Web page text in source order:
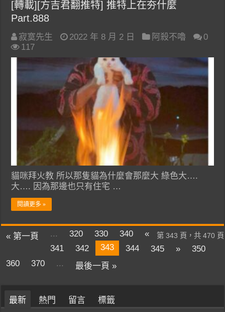
[轉載][方吉君翻推特] 推特上在夯什麼
Part.888
寂寞先生 2022 年 8 月 2 日 阿殺不嚕
0
117
貓咪拜火教 所以那隻貓為什麼會那麼大 綠色大….
大…. 因為那邊也只有住宅 …
閱讀更多 »
第 343 頁，共 470 頁
« 第一頁 ... 320 330 340
«
341
342 343 344 345 »
350
360
370 ... 最後一頁 »
最新 熱門 留言 標籤